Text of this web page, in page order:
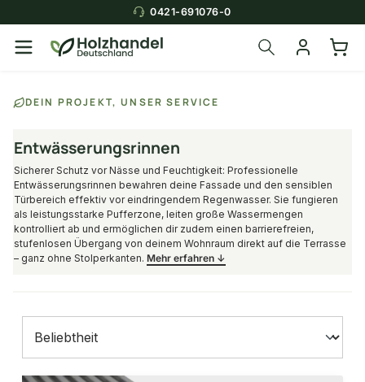
0421-691076-0
DEIN PROJEKT, UNSER SERVICE
Entwässerungsrinnen
Sicherer Schutz vor Nässe und Feuchtigkeit: Professionelle
Entwässerungsrinnen bewahren deine Fassade und den sensiblen
Türbereich effektiv vor eindringendem Regenwasser. Sie fungieren
als leistungsstarke Pufferzone, leiten große Wassermengen
kontrolliert ab und ermöglichen dir zudem einen barrierefreien,
stufenlosen Übergang von deinem Wohnraum direkt auf die Terrasse
– ganz ohne Stolperkanten. Mehr erfahren ↓